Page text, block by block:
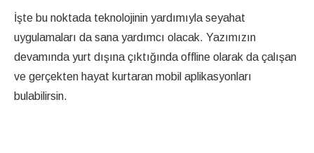
İşte bu noktada teknolojinin yardımıyla seyahat
uygulamaları da sana yardımcı olacak. Yazımızın
devamında yurt dışına çıktığında offline olarak da çalışan
ve gerçekten hayat kurtaran mobil aplikasyonları
bulabilirsin.